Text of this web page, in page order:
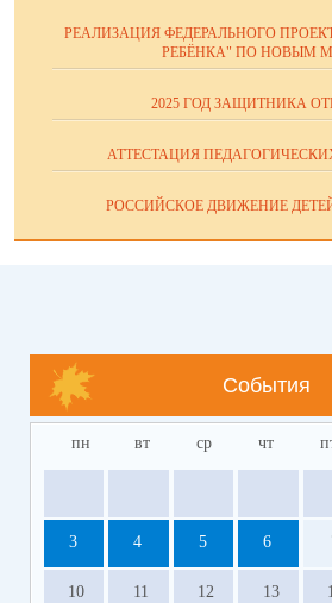
РЕАЛИЗАЦИЯ ФЕДЕРАЛЬНОГО
РЕБЁНКА" ПО НОВЫМ
2025 ГОД ЗАЩИТНИКА
АТТЕСТАЦИЯ
РОССИЙСКОЕ ДВИЖЕНИЕ
События
пн вт ср чт
3 4 5 6
10 11 12 13